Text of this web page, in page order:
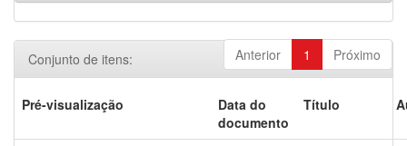
Anterior 1 Próximo
Conjunto de itens:
Pré-visualização
Data do
documento
Título